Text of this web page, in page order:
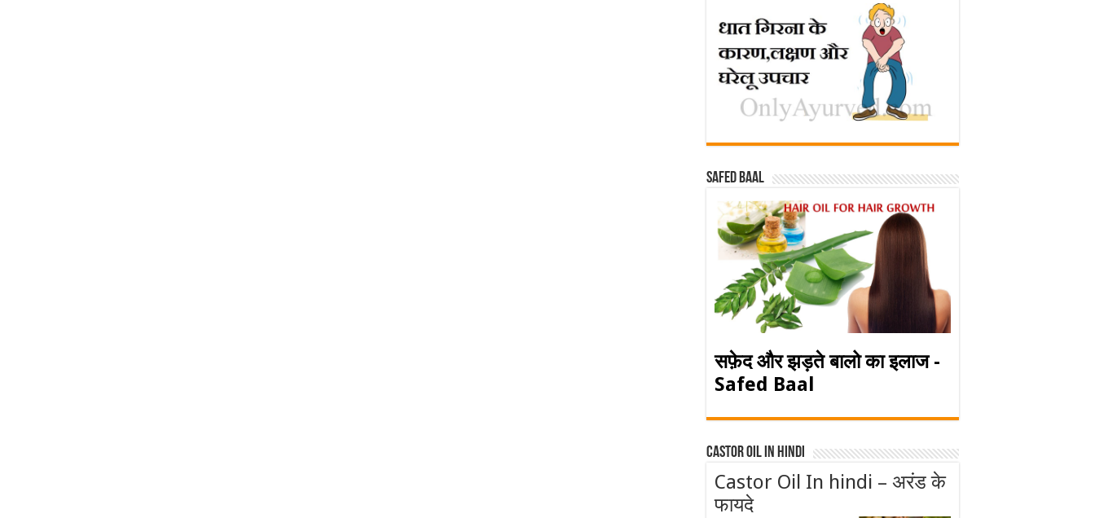
Safed baal
सफ़ेद और झड़ते बालो का इलाज -
Safed Baal
Castor Oil In Hindi
Castor Oil In hindi – अरंड के
फायदे